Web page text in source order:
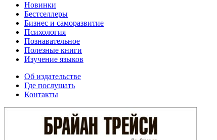
Новинки
Бестселлеры
Бизнес и саморазвитие
Психология
Познавательное
Полезные книги
Изучение языков
Об издательстве
Где послушать
Контакты